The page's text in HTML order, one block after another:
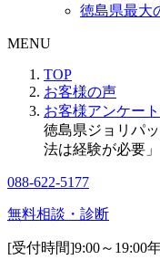
徳島県最大
MENU
TOP
お客様の声
お客様アンケート
徳島県ジョリパ
法は経験が必要」
088-622-5177
無料相談・診断
[受付時間]9:00～19:00